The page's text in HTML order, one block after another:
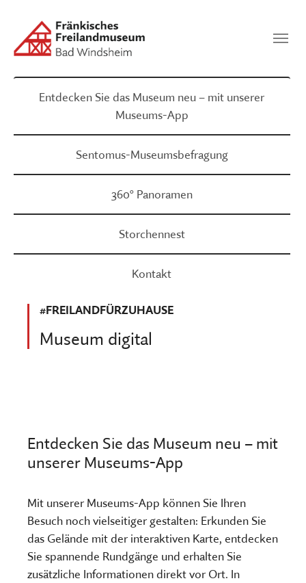
SUCHEN
Entdecken Sie das Museum neu – mit unserer
Museums-App
Sentomus-Museumsbefragung
360° Panoramen
Storchennest
Kontakt
Museum digital
#FREILANDFÜRZUHAUSE
Entdecken Sie das Museum neu – mit
unserer Museums-App
Mit unserer Museums-App können Sie Ihren
Besuch noch vielseitiger gestalten: Erkunden Sie
das Gelände mit der interaktiven Karte, entdecken
Sie spannende Rundgänge und erhalten Sie
zusätzliche Informationen direkt vor Ort. In